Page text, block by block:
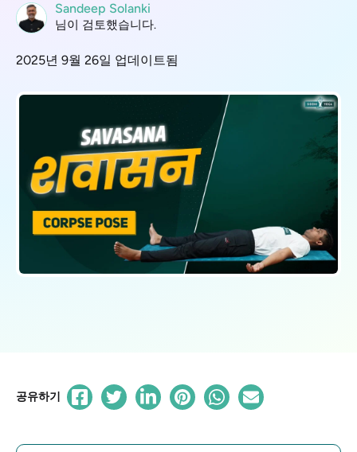
Sandeep Solanki
님이 검토했습니다.
2025년 9월 26일 업데이트됨
공유하기